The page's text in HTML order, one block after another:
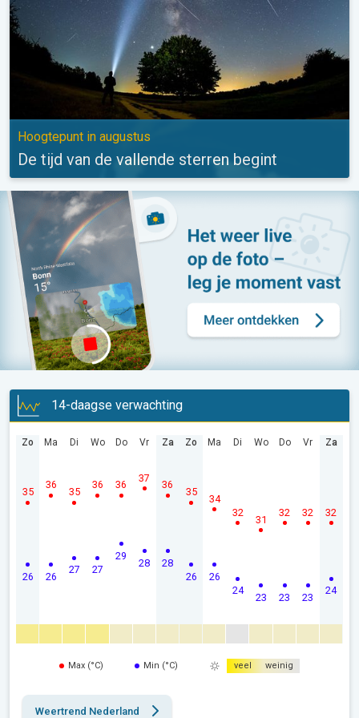
Hoogtepunt in augustus
De tijd van de vallende sterren begint
14-daagse verwachting
Zo
26
35
Ma
26
36
Di
27
35
Wo
27
36
Do
29
36
Vr
28
37
Za
28
36
Zo
26
35
Ma
26
34
Di
24
32
Wo
23
31
Do
23
32
Vr
23
32
Za
24
32
Max (°C) Min (°C) veel weinig
Weertrend Nederland